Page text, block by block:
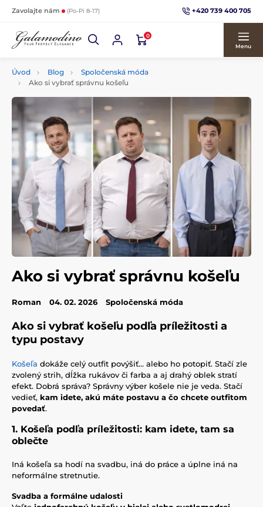
Zavolajte nám (Po-Pi 8-17) +420 739 400 705
0
Menu
Úvod Blog
Spoločenská móda
Ako si vybrať správnu košeľu
Ako si vybrať správnu košeľu
Roman 04. 02. 2026 Spoločenská móda
Ako si vybrať košeľu podľa príležitosti a
typu postavy
Košeľa dokáže celý outfit povýšiť… alebo ho potopiť. Stačí zle
zvolený strih, dĺžka rukávov či farba a aj drahý oblek stratí
efekt. Dobrá správa? Správny výber košele nie je veda. Stačí
vedieť, kam idete, akú máte postavu a čo chcete outfitom
povedať.
1. Košeľa podľa príležitosti: kam idete, tam sa
oblečte
Iná košeľa sa hodí na svadbu, iná do práce a úplne iná na
neformálne stretnutie.
Svadba a formálne udalosti